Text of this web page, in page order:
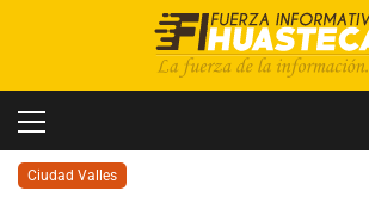
principal
Ciudad Valles